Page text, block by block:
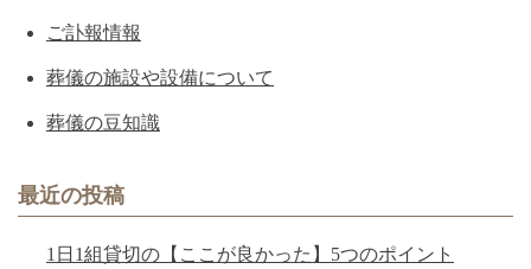
ご訃報情報
葬儀の施設や設備について
葬儀の豆知識
最近の投稿
1日1組貸切の【ここが良かった】5つのポイント